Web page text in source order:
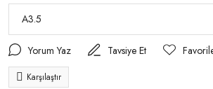
Yorum Yaz Tavsiye Et
Karşılaştır